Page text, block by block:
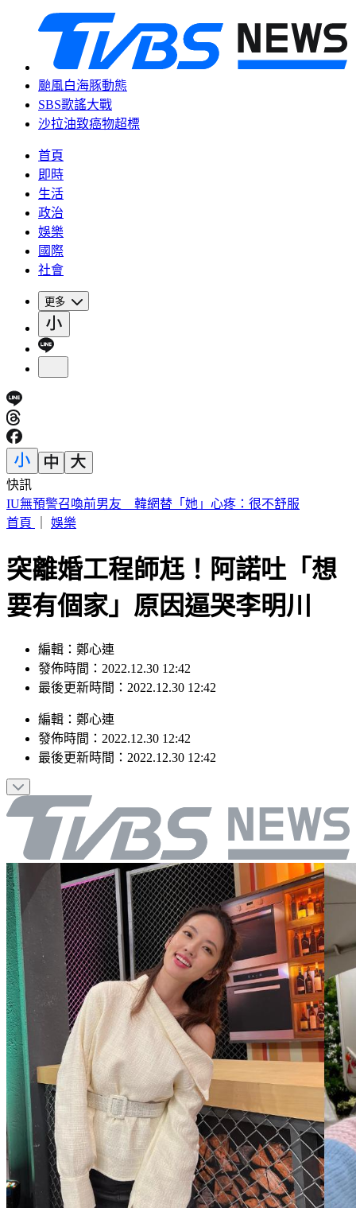
颱風白海豚動態
SBS歌謠大戰
沙拉油致癌物超標
首頁
即時
生活
政治
娛樂
國際
社會
更多
快訊
快訊／財神爺不在家 威力彩頭獎、二獎雙槓龜
首頁
娛樂
突離婚工程師尪！阿諾吐「想
要有個家」原因逼哭李明川
編輯：鄭心連
發佈時間：2022.12.30 12:42
最後更新時間：2022.12.30 12:42
編輯 ： 鄭心連
發佈時間： 2022.12.30 12:42
最後更新時間： 2022.12.30 12:42